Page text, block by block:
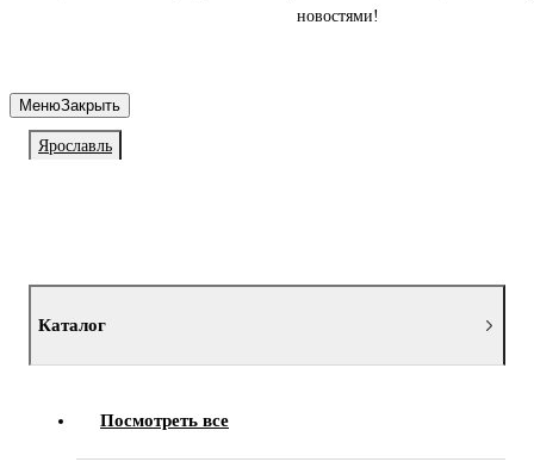
новостями!
Ярославль
МенюЗакрыть
Каталог
Посмотреть все